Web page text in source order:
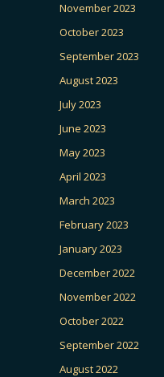
November 2023
October 2023
September 2023
August 2023
July 2023
June 2023
May 2023
April 2023
March 2023
February 2023
January 2023
December 2022
November 2022
October 2022
September 2022
August 2022